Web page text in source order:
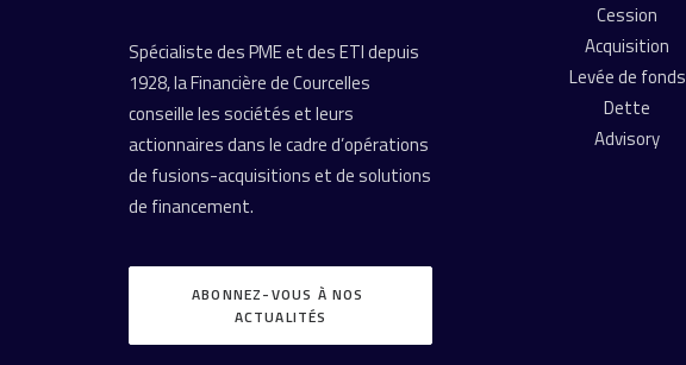
Spécialiste des PME et des ETI depuis
1928, la Financière de Courcelles
conseille les sociétés et leurs
actionnaires dans le cadre d’opérations
de fusions-acquisitions et de solutions
de financement.
ABONNEZ-VOUS À NOS
ACTUALITÉS
Cession
Acquisition
Levée de fonds
Dette
Advisory